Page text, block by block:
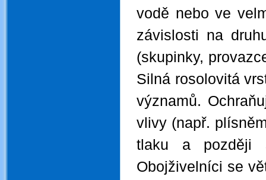
vodě nebo ve
závislosti na
(skupinky,
Silná rosolovitá
významů.
vlivy (např.
tlaku a později
Obojživelníci se